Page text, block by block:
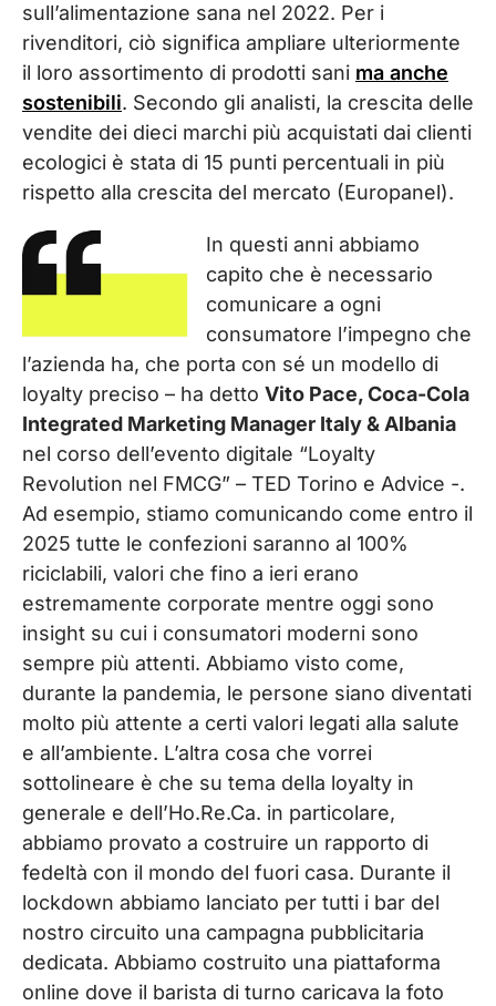
sull’alimentazione sana nel 2022. Per i
rivenditori, ciò significa ampliare ulteriormente
il loro assortimento di prodotti sani ma anche
sostenibili. Secondo gli analisti, la crescita delle
vendite dei dieci marchi più acquistati dai clienti
ecologici è stata di 15 punti percentuali in più
rispetto alla crescita del mercato (Europanel).
In questi anni abbiamo
capito che è necessario
comunicare a ogni
consumatore l’impegno che
l’azienda ha, che porta con sé un modello di
loyalty preciso – ha detto Vito Pace, Coca-Cola
Integrated Marketing Manager Italy & Albania
nel corso dell’evento digitale “Loyalty
Revolution nel FMCG” – TED Torino e Advice -.
Ad esempio, stiamo comunicando come entro il
2025 tutte le confezioni saranno al 100%
riciclabili, valori che fino a ieri erano
estremamente corporate mentre oggi sono
insight su cui i consumatori moderni sono
sempre più attenti. Abbiamo visto come,
durante la pandemia, le persone siano diventati
molto più attente a certi valori legati alla salute
e all’ambiente. L’altra cosa che vorrei
sottolineare è che su tema della loyalty in
generale e dell’Ho.Re.Ca. in particolare,
abbiamo provato a costruire un rapporto di
fedeltà con il mondo del fuori casa. Durante il
lockdown abbiamo lanciato per tutti i bar del
nostro circuito una campagna pubblicitaria
dedicata. Abbiamo costruito una piattaforma
online dove il barista di turno caricava la foto